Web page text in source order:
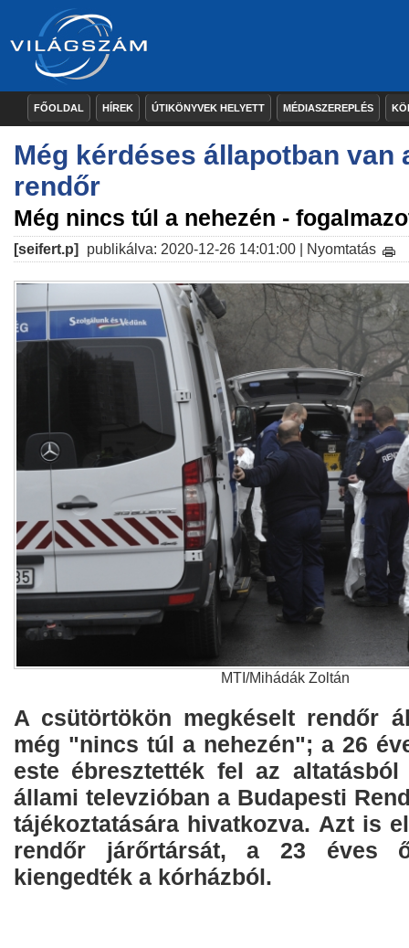
FŐOLDAL HÍREK ÚTIKÖNYVEK HELYETT MÉDIASZEREPLÉS
Még kérdéses állapotban van
rendőr
Még nincs túl a nehezén -
[seifert.p] publikálva: 2020-12-26 14:01:00 | Nyomtatás
MTI/Mihádák Zoltán
A csütörtökön megkéselt rendőr
még "nincs túl a nehezén"; a 26
este ébresztették fel az
állami televzióban a Budapesti
tájékoztatására hivatkozva. Azt is
rendőr járőrtársát, a 23 éves
kiengedték a kórházból.